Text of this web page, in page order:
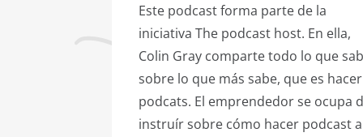
Este podcast forma parte de la
iniciativa The podcast host. En ella,
Colin Gray comparte todo lo que
sobre lo que más sabe, que es hacer
podcats. El emprendedor se ocupa
instruír sobre cómo hacer podcast a